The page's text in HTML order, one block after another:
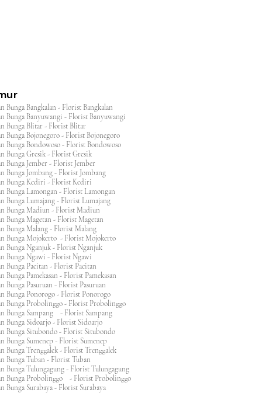
Bunga Bangkalan - Florist Bangkalan
Bunga Banyuwangi - Florist Banyuwangi
Bunga Blitar - Florist Blitar
Bunga Bojonegoro - Florist Bojonegoro
Bunga Bondowoso - Florist Bondowoso
Bunga Gresik - Florist Gresik
Bunga Jember - Florist Jember
Bunga Jombang - Florist Jombang
Bunga Kediri - Florist Kediri
Bunga Lamongan - Florist Lamongan
Bunga Lumajang - Florist Lumajang
Bunga Madiun - Florist Madiun
Bunga Magetan - Florist Magetan
Bunga Malang - Florist Malang
Bunga Mojokerto - Florist Mojokerto
Bunga Nganjuk - Florist Nganjuk
Bunga Ngawi - Florist Ngawi
Bunga Pacitan - Florist Pacitan
Bunga Pamekasan - Florist Pamekasan
Bunga Pasuruan - Florist Pasuruan
Bunga Ponorogo - Florist Ponorogo
Bunga Probolinggo - Florist Probolinggo
Bunga Sampang - Florist Sampang
Bunga Sidoarjo - Florist Sidoarjo
Bunga Situbondo - Florist Situbondo
Bunga Sumenep - Florist Sumenep
Bunga Trenggalek - Florist Trenggalek
Bunga Tuban - Florist Tuban
Bunga Tulungagung - Florist Tulungagung
Bunga Probolinggo - Florist Probolinggo
Bunga Surabaya - Florist Surabaya